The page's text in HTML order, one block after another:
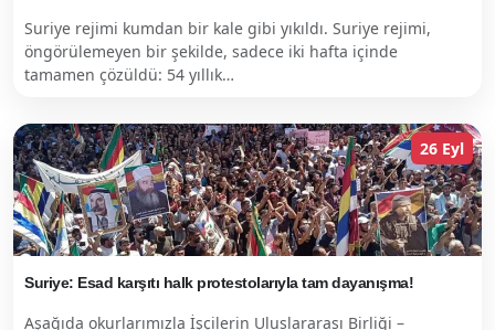
Suriye rejimi kumdan bir kale gibi yıkıldı. Suriye rejimi,
öngörülemeyen bir şekilde, sadece iki hafta içinde
tamamen çözüldü: 54 yıllık…
26 Eyl
Suriye: Esad karşıtı halk protestolarıyla tam dayanışma!
Aşağıda okurlarımızla İşçilerin Uluslararası Birliği –